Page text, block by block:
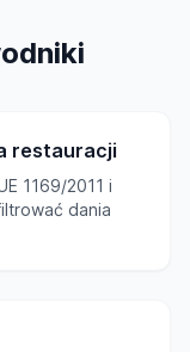
restauracji
1169/2011 i
dania